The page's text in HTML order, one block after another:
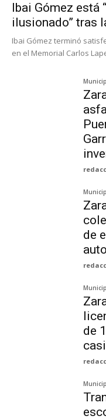
Ibai Gómez está
ilusionado” tras
Ibai Gómez terminó
en el Memorial Carlos
de
de